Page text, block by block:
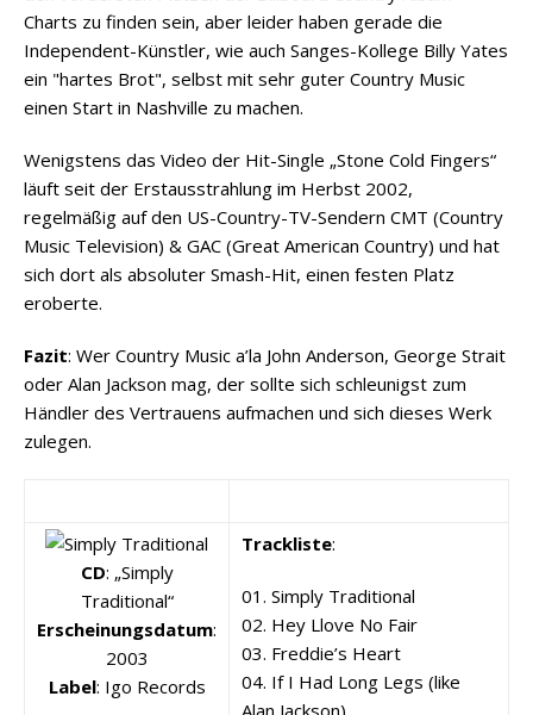
Charts zu finden sein, aber leider haben gerade die
Independent-Künstler, wie auch Sanges-Kollege Billy Yates
ein "hartes Brot", selbst mit sehr guter Country Music
einen Start in Nashville zu machen.
Wenigstens das Video der Hit-Single „Stone Cold Fingers“
läuft seit der Erstausstrahlung im Herbst 2002,
regelmäßig auf den US-Country-TV-Sendern CMT (Country
Music Television) & GAC (Great American Country) und hat
sich dort als absoluter Smash-Hit, einen festen Platz
eroberte.
Fazit: Wer Country Music a’la John Anderson, George Strait
oder Alan Jackson mag, der sollte sich schleunigst zum
Händler des Vertrauens aufmachen und sich dieses Werk
zulegen.
CD: „Simply
Traditional“
Erscheinungsdatum:
2003
Label: Igo Records
Trackliste:
01. Simply Traditional
02. Hey Llove No Fair
03. Freddie’s Heart
04. If I Had Long Legs (like